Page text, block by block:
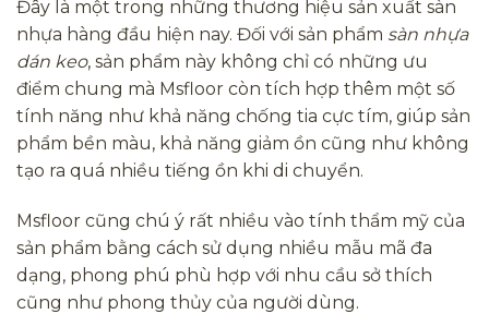
Đây là một trong những thương hiệu sản xuất sàn
nhựa hàng đầu hiện nay. Đối với sản phẩm sàn nhựa
dán keo, sản phẩm này không chỉ có những ưu
điểm chung mà Msfloor còn tích hợp thêm một số
tính năng như khả năng chống tia cực tím, giúp sản
phẩm bền màu, khả năng giảm ồn cũng như không
tạo ra quá nhiều tiếng ồn khi di chuyển.
Msfloor cũng chú ý rất nhiều vào tính thẩm mỹ của
sản phẩm bằng cách sử dụng nhiều mẫu mã đa
dạng, phong phú phù hợp với nhu cầu sở thích
cũng như phong thủy của người dùng.